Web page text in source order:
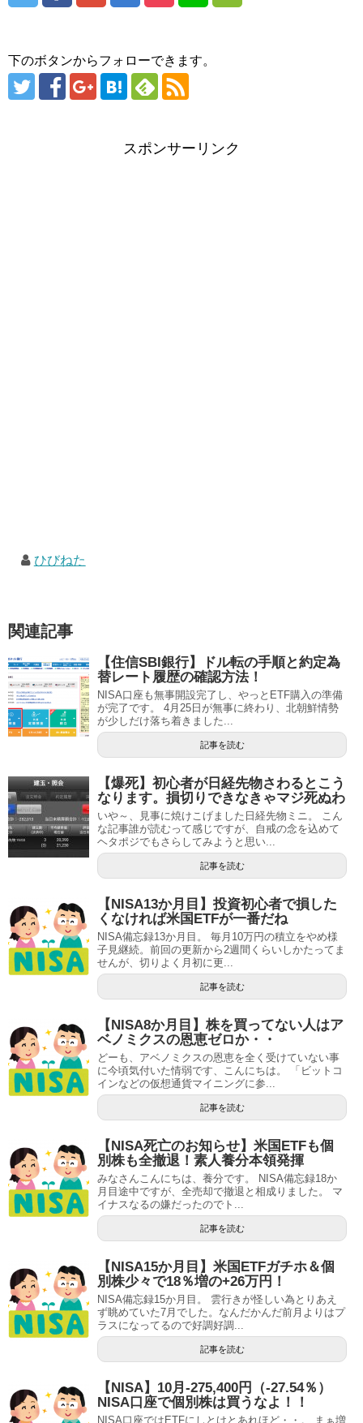
下のボタンからフォローできます。
スポンサーリンク
ひびねた
関連記事
【住信SBI銀行】ドル転の手順と約定為
替レート履歴の確認方法！
NISA口座も無事開設完了し、やっとETF購入の準備
が完了です。 4月25日が無事に終わり、北朝鮮情勢
が少しだけ落ち着きました...
記事を読む
【爆死】初心者が日経先物さわるとこう
なります。損切りできなきゃマジ死ぬわ
いや～、見事に焼けこげました日経先物ミニ。 こん
な記事誰が読むって感じですが、自戒の念を込めて
ヘタポジでもさらしてみようと思い...
記事を読む
【NISA13か月目】投資初心者で損した
くなければ米国ETFが一番だね
NISA備忘録13か月目。 毎月10万円の積立をやめ様
子見継続。前回の更新から2週間くらいしかたってま
せんが、切りよく月初に更...
記事を読む
【NISA8か月目】株を買ってない人はア
ベノミクスの恩恵ゼロか・・
どーも、アベノミクスの恩恵を全く受けていない事
に今頃気付いた情弱です、こんにちは。 「ビットコ
インなどの仮想通貨マイニングに参...
記事を読む
【NISA死亡のお知らせ】米国ETFも個
別株も全撤退！素人養分本領発揮
みなさんこんにちは、養分です。 NISA備忘録18か
月目途中ですが、全売却で撤退と相成りました。 マ
イナスなるの嫌だったのでト...
記事を読む
【NISA15か月目】米国ETFガチホ＆個
別株少々で18％増の+26万円！
NISA備忘録15か月目。 雲行きが怪しい為とりあえ
ず眺めていた7月でした。なんだかんだ前月よりはプ
ラスになってるので好調好調...
記事を読む
【NISA】10月-275,400円（-27.54％）
NISA口座で個別株は買うなよ！！
NISA口座ではETFにしとけとあれほど・・。 まぁ増